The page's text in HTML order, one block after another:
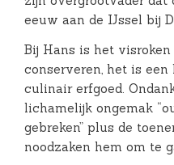
eeuw aan de IJssel bij
Bij Hans is het
conserveren, het is een
culinair erfgoed.
lichamelijk ongemak
gebreken” plus de
noodzaken hem om te